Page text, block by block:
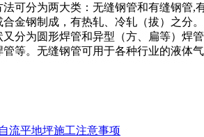
可分为两大类：无缝钢管和有缝钢管,
金钢制成，有热轧、冷轧（拔）之分
分为圆形焊管和异型（方、扁等）焊
等。无缝钢管可用于各种行业的液体
流平地坪施工注意事项